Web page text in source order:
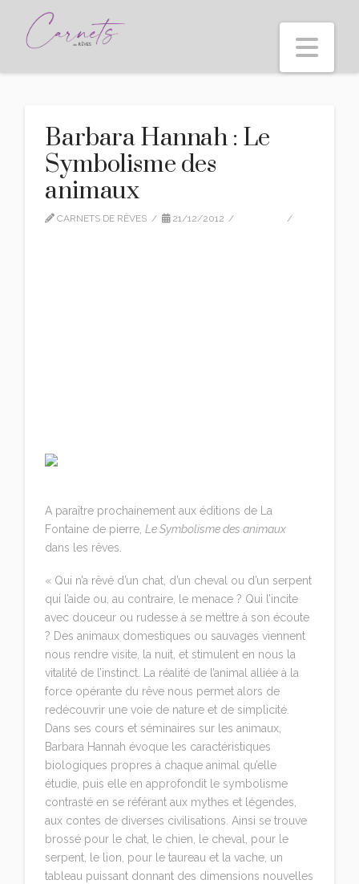
Barbara Hannah : Le
Symbolisme des
animaux
CARNETS DE RÊVES 21/12/2012
A paraître prochainement aux éditions de La
Fontaine de pierre,Le Symbolisme des animaux
dans les rêves.
« Qui n’a rêvé d’un chat, d’un cheval ou d’un serpent
qui l’aide ou, au contraire, le menace ? Qui l’incite
avec douceur ou rudesse à se mettre à son écoute
? Des animaux domestiques ou sauvages viennent
nous rendre visite, la nuit, et stimulent en nous la
vitalité de l’instinct. La réalité de l’animal alliée à la
force opérante du rêve nous permet alors de
redécouvrir une voie de nature et de simplicité.
Dans ses cours et séminaires sur les animaux,
Barbara Hannah évoque les caractéristiques
biologiques propres à chaque animal qu’elle
étudie, puis elle en approfondit le symbolisme
contrasté en se référant aux mythes et légendes,
aux contes de diverses civilisations. Ainsi se trouve
brossé pour le chat, le chien, le cheval, pour le
serpent, le lion, pour le taureau et la vache, un
tableau puissant donnant des dimensions nouvelles